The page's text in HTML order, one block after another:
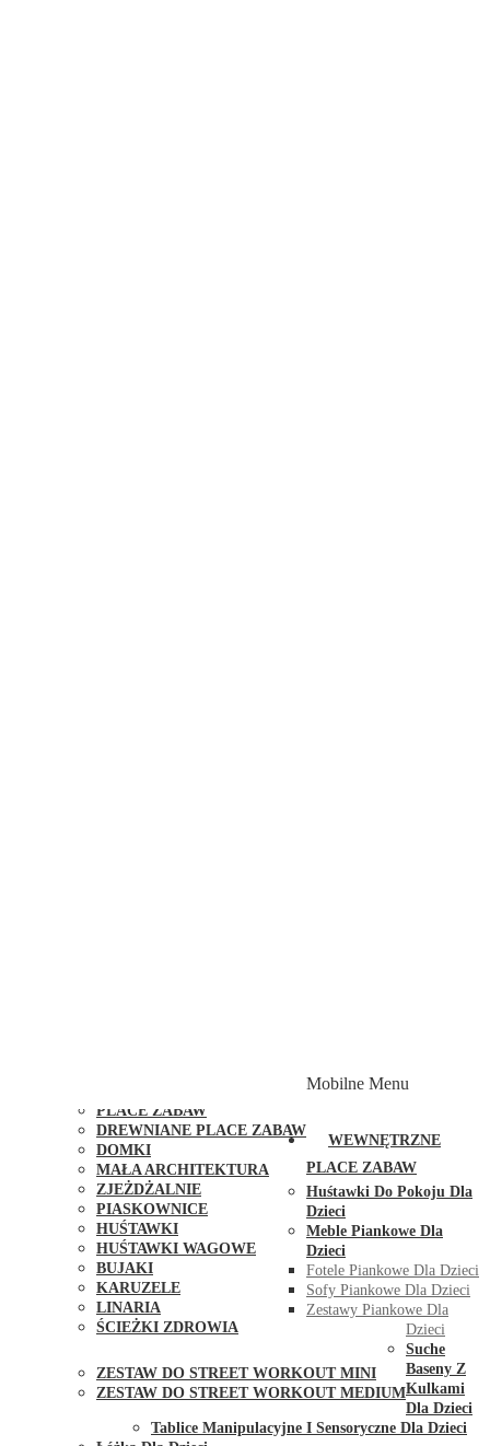
PLACE ZABAW
DREWNIANE PLACE ZABAW
DOMKI
MAŁA ARCHITEKTURA
ZJEŻDŻALNIE
PIASKOWNICE
HUŚTAWKI
HUŚTAWKI WAGOWE
BUJAKI
KARUZELE
LINARIA
ŚCIEŻKI ZDROWIA
ZESTAW DO STREET WORKOUT MINI
ZESTAW DO STREET WORKOUT MEDIUM
Mobilne Menu
WEWNĘTRZNE
PLACE ZABAW
Huśtawki Do Pokoju Dla
Dzieci
Meble Piankowe Dla
Dzieci
Fotele Piankowe Dla Dzieci
Sofy Piankowe Dla Dzieci
Zestawy Piankowe Dla
Dzieci
Suche
Baseny Z
Kulkami
Dla Dzieci
Tablice Manipulacyjne I Sensoryczne Dla Dzieci